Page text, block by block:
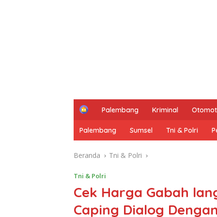
H
m
e
Palembang Kriminal
Palembang Sumsel Tni & Polri
Beranda Tni & Polri
Tni & Polri
Cek Harga Gabah
Caping Dialog